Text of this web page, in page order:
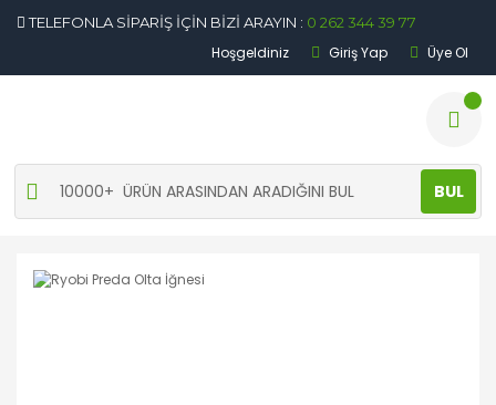
TELEFONLA SİPARİŞ İÇİN BİZİ ARAYIN : 0 262 344 39 77
Hoşgeldiniz Giriş Yap Üye Ol
BUL